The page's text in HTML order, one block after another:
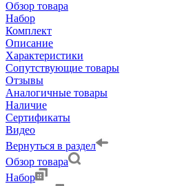
Обзор товара
Набор
Комплект
Описание
Характеристики
Сопутствующие товары
Отзывы
Аналогичные товары
Наличие
Сертификаты
Видео
Вернуться в раздел
Обзор товара
Набор